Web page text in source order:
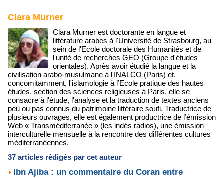
Clara Murner
Clara Murner est doctorante en langue et
littérature arabes à l'Université de Strasbourg, au
sein de l'Ecole doctorale des Humanités et de
l'unité de recherches GEO (Groupe d'études
orientales). Après avoir étudié la langue et la
civilisation arabo-musulmane à l'INALCO (Paris) et,
concomitamment, l'islamologie à l’Ecole pratique des hautes
études, section des sciences religieuses à Paris, elle se
consacre à l'étude, l'analyse et la traduction de textes anciens
peu ou pas connus du patrimoine littéraire soufi. Traductrice de
plusieurs ouvrages, elle est également productrice de l’émission
Web « Transméditerranée » (les indés radios), une émission
interculturelle mensuelle à la rencontre des différentes cultures
méditerranéennes.
37 articles rédigés par cet auteur
Ibn Ajiba : un commentaire du Coran entre